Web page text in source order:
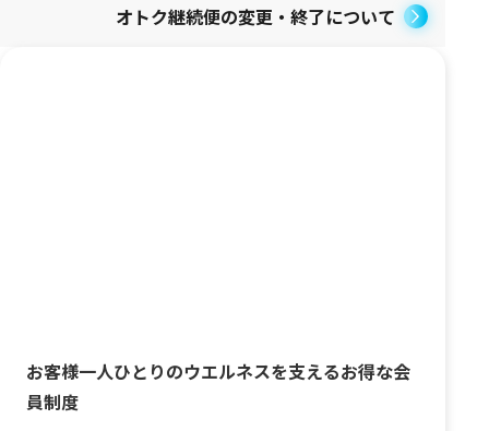
オトク継続便の変更・終了について
お客様一人ひとりのウエルネスを支えるお得な会
員制度